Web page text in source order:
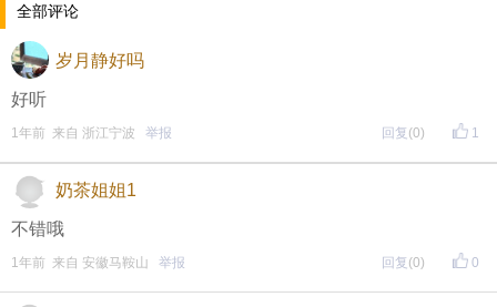
全部评论
岁月静好吗
好听
1
1年前 来自 浙江宁波 举报 回复 (0)
奶茶姐姐1
不错哦
0
1年前 来自 安徽马鞍山 举报 回复 (0)